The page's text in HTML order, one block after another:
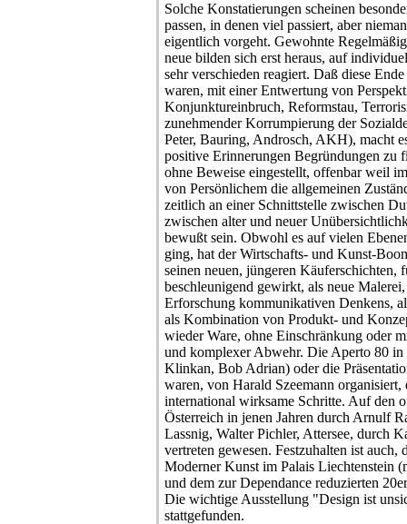
Solche Konstatierungen scheinen
passen, in denen viel passiert, aber
eigentlich vorgeht. Gewohnte
neue bilden sich erst heraus, auf
sehr verschieden reagiert. Daß diese
waren, mit einer Entwertung von
Konjunktureinbruch, Reformstau,
zunehmender Korrumpierung der
Peter, Bauring, Androsch, AKH), macht
positive Erinnerungen Begründungen zu
ohne Beweise eingestellt, offenbar weil
von Persönlichem die allgemeinen
zeitlich an einer Schnittstelle zwischen
zwischen alter und neuer
bewußt sein. Obwohl es auf vielen
ging, hat der Wirtschafts- und Kunst-
seinen neuen, jüngeren Käuferschichten,
beschleunigend gewirkt, als neue
Erforschung kommunikativen Denkens,
als Kombination von Produkt- und
wieder Ware, ohne Einschränkung oder
und komplexer Abwehr. Die Aperto 80
Klinkan, Bob Adrian) oder die
waren, von Harald Szeemann organisiert,
international wirksame Schritte. Auf den
Österreich in jenen Jahren durch Arnulf
Lassnig, Walter Pichler, Attersee, durch
vertreten gewesen. Festzuhalten ist auch,
Moderner Kunst im Palais Liechtenstein
und dem zur Dependance reduzierten
Die wichtige Ausstellung "Design ist
stattgefunden.